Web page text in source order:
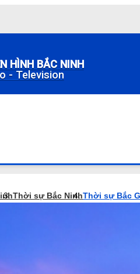
HÌNH BẮC NINH
- Television
Thời sự Bắc NinhThời sự Bắc